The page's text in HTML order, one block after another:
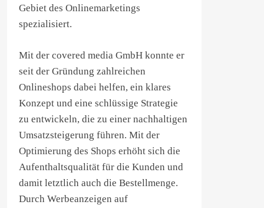
Gebiet des Onlinemarketings
spezialisiert.
Mit der covered media GmbH konnte er
seit der Gründung zahlreichen
Onlineshops dabei helfen, ein klares
Konzept und eine schlüssige Strategie
zu entwickeln, die zu einer nachhaltigen
Umsatzsteigerung führen. Mit der
Optimierung des Shops erhöht sich die
Aufenthaltsqualität für die Kunden und
damit letztlich auch die Bestellmenge.
Durch Werbeanzeigen auf